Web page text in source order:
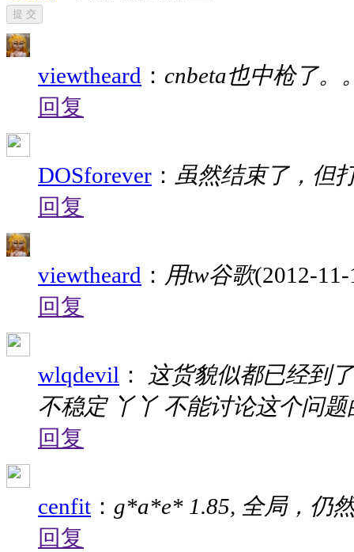
提 交
viewtheard ： cnbeta也中枪了。
回复
DOSforever ： 虽然结束了，但
回复
viewtheard ： 用tw谷歌(2012-
回复
wlqdevil ：
这货貌似都已经到
不稳定 丫丫 不能讨论这个问题
回复
cenfit ： g*a*e* 1.85, 全局，仍
回复